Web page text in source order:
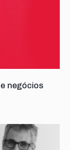
negócios